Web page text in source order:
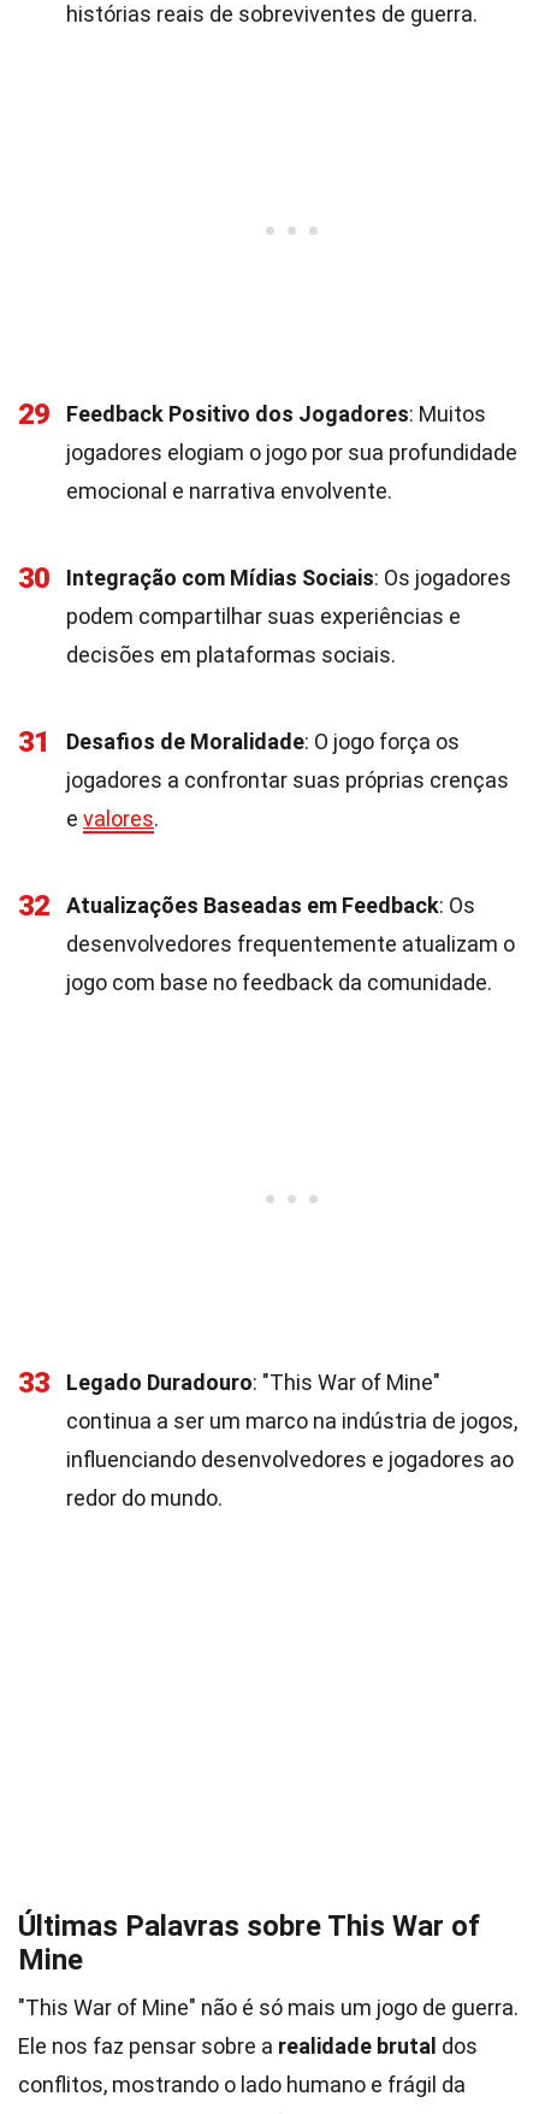
histórias reais de sobreviventes de guerra.
29 Feedback Positivo dos Jogadores: Muitos
jogadores elogiam o jogo por sua profundidade
emocional e narrativa envolvente.
30 Integração com Mídias Sociais: Os jogadores
podem compartilhar suas experiências e
decisões em plataformas sociais.
31 Desafios de Moralidade: O jogo força os
jogadores a confrontar suas próprias crenças
e valores.
32 Atualizações Baseadas em Feedback: Os
desenvolvedores frequentemente atualizam o
jogo com base no feedback da comunidade.
33 Legado Duradouro: "This War of Mine"
continua a ser um marco na indústria de jogos,
influenciando desenvolvedores e jogadores ao
redor do mundo.
Últimas Palavras sobre This War of
Mine
"This War of Mine" não é só mais um jogo de guerra.
Ele nos faz pensar sobre a realidade brutal dos
conflitos, mostrando o lado humano e frágil da